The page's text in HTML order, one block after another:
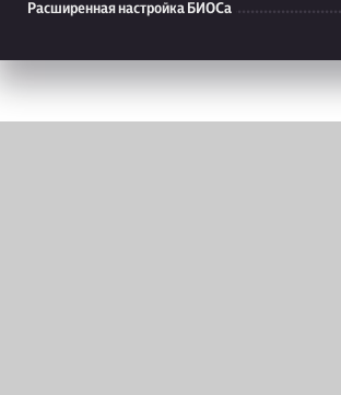
Расширенная настройка БИОСа